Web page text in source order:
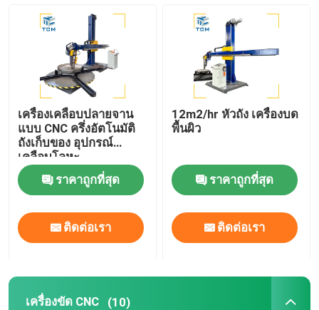
เครื่องเคลือบปลายจาน
แบบ CNC ครึ่งอัตโนมัติ
ถังเก็บของ อุปกรณ์
เคลือบโลหะ
ราคาถูกที่สุด
ติดต่อเรา
12m2/hr หัวถัง เครื่องบด
พื้นผิว
ราคาถูกที่สุด
ติดต่อเรา
เครื่องขัด CNC (10)